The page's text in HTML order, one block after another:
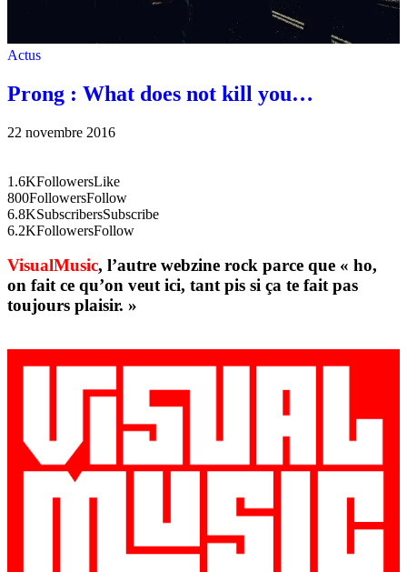
Actus
Prong : What does not kill you…
22 novembre 2016
1.6KFollowersLike
800FollowersFollow
6.8KSubscribersSubscribe
6.2KFollowersFollow
VisualMusic, l’autre webzine rock parce que « ho,
on fait ce qu’on veut ici, tant pis si ça te fait pas
toujours plaisir. »